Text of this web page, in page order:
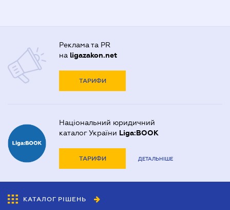
Реклама та PR
на ligazakon.net
ТАРИФИ
Національний юридичний
каталог України Liga:BOOK
ТАРИФИ ДЕТАЛЬНІШЕ
КАТАЛОГ РІШЕНЬ